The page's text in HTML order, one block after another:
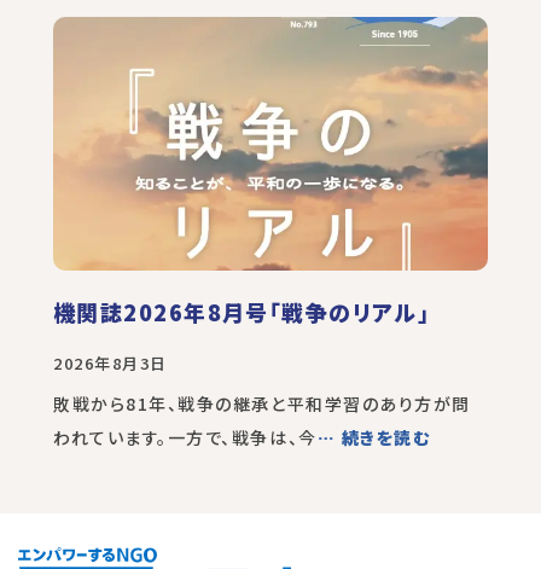
機関誌2026年8月号「戦争のリアル」
2026年8月3日
敗戦から81年、戦争の継承と平和学習のあり方が問
われています。一方で、戦争は、今… 続きを読む